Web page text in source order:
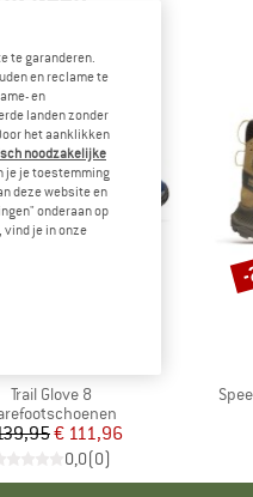
Artikel
Trail Glove 8
Prijs
Verlaagde prijs
€ 111,96
0,0(0)
-
te garanderen.
en reclame te
en
landen zonder
het aanklikken
noodzakelijke
je je toestemming
deze website en
onderaan op
je in onze